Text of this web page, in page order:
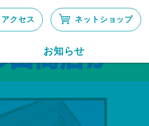
アクセス ネットショップ
お知らせ